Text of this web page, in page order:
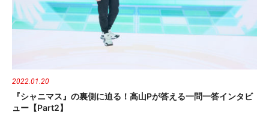
2022.01.20
『シャニマス』の裏側に迫る！高山Pが答える一問一答インタビ
ュー【Part2】